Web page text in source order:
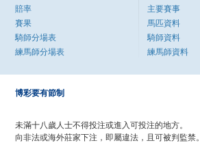
賠率
賽果
騎師分場表
練馬師分場表
主要賽事
馬匹資料
騎師資料
練馬師資料
博彩要有節制
未滿十八歲人士不得投注或進入可投注的地方。
向非法或海外莊家下注，即屬違法，且可被判監禁。